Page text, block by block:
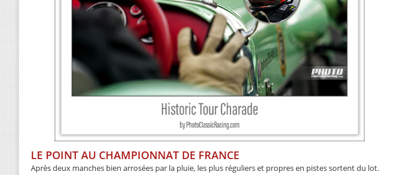
LE POINT AU CHAMPIONNAT DE FRANCE
Après deux manches bien arrosées par la pluie, les plus réguliers et propres en pistes sortent du lot.